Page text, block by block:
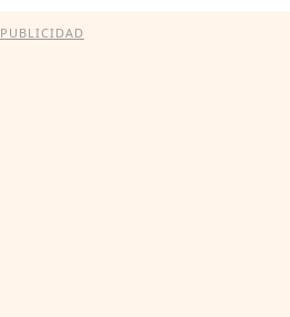
PUBLICIDAD